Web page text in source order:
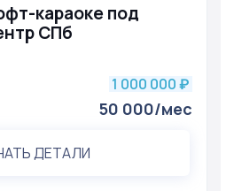
караоке под
СПб
1 000 000 ₽
50 000/мес
ДЕТАЛИ